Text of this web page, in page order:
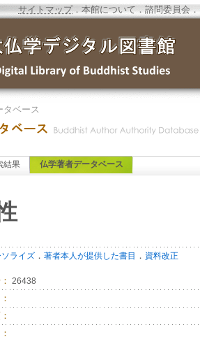
サイトマップ．本館について ．諮問委員会 ．
タベース
結果 仏学著者データベース
ライズ ． 著者本人が提供した書目 ． 資料改正
26438